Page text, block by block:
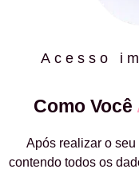
Acesso
Como Você
Após realizar o seu
contendo todos os